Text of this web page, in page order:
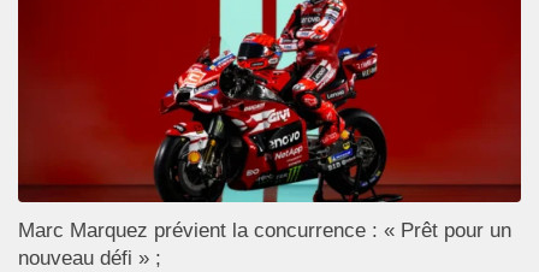
Marc Marquez prévient la concurrence : « Prêt pour un
nouveau défi » ;